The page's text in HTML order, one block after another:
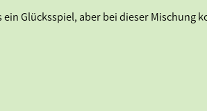
ein Glücksspiel, aber bei dieser